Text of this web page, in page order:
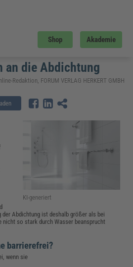
Shop Akademie
einbauen: Das sind die Anforderungen an
nach DIN 18534
sind die
an die Abdichtung
Redaktion, FORUM VERLAG HERKERT GMBH
KI-generiert
der Abdichtung ist deshalb größer als bei
nicht so stark durch Wasser beansprucht
barrierefrei?
wenn sie